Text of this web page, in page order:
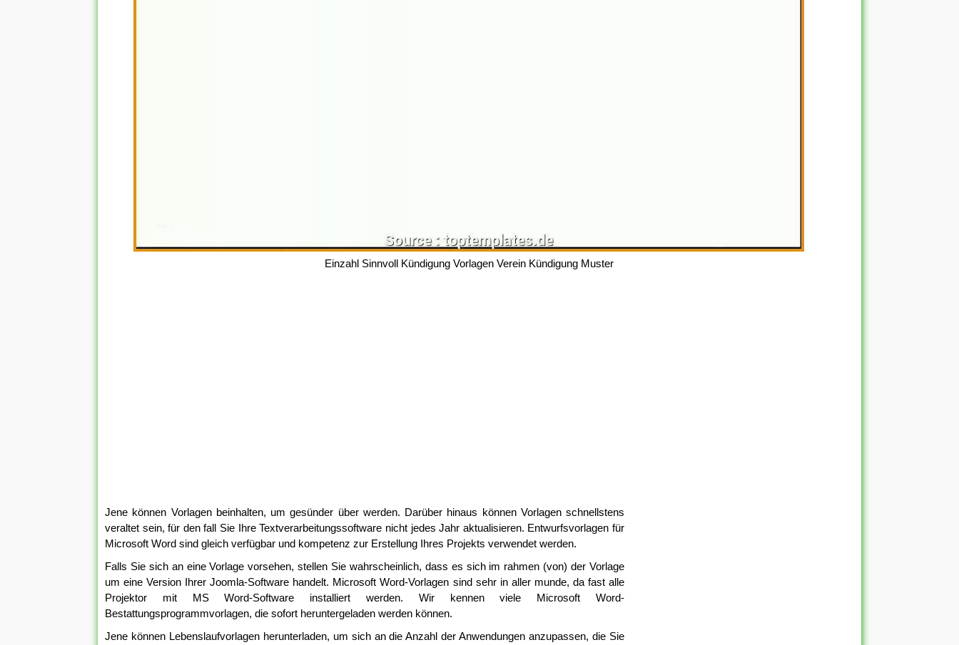
Einzahl Sinnvoll Kündigung Vorlagen Verein Kündigung Muster
Jene können Vorlagen beinhalten, um gesünder über werden. Darüber hinaus können Vorlagen schnellstens
veraltet sein, für den fall Sie Ihre Textverarbeitungssoftware nicht jedes Jahr aktualisieren. Entwurfsvorlagen für
Microsoft Word sind gleich verfügbar und kompetenz zur Erstellung Ihres Projekts verwendet werden.
Falls Sie sich an eine Vorlage vorsehen, stellen Sie wahrscheinlich, dass es sich im rahmen (von) der Vorlage
um eine Version Ihrer Joomla-Software handelt. Microsoft Word-Vorlagen sind sehr in aller munde, da fast alle
Projektor mit MS Word-Software installiert werden. Wir kennen viele Microsoft Word-
Bestattungsprogrammvorlagen, die sofort heruntergeladen werden können.
Jene können Lebenslaufvorlagen herunterladen, um sich an die Anzahl der Anwendungen anzupassen, die Sie